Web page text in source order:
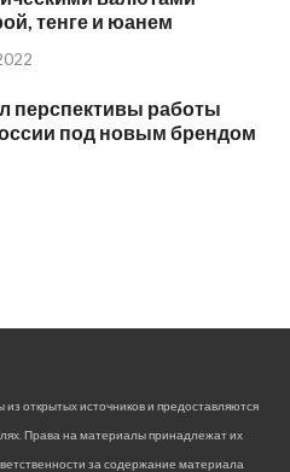
тенге и юанем
перспективы работы
под новым брендом
открытых источников и предоставляются
Права на материалы принадлежат их
за содержание материала